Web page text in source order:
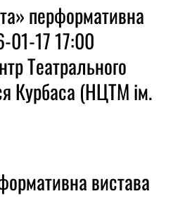
перформативна
01-17 17:00
Театрального
Курбаса (НЦТМ ім.
вистава